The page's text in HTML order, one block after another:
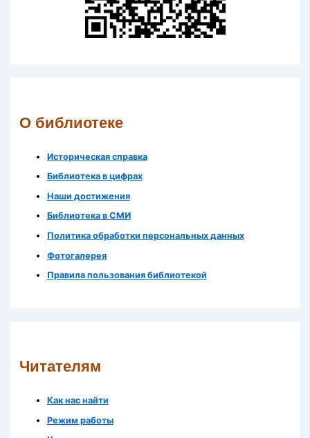
О библиотеке
Историческая справка
Библиотека в цифрах
Наши достижения
Библиотека в СМИ
Политика обработки персональных данных
Фотогалерея
Правила пользования библиотекой
Читателям
Как нас найти
Режим работы